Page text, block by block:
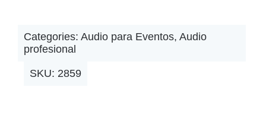
Categories: Audio para Eventos, Audio
profesional
SKU: 2859